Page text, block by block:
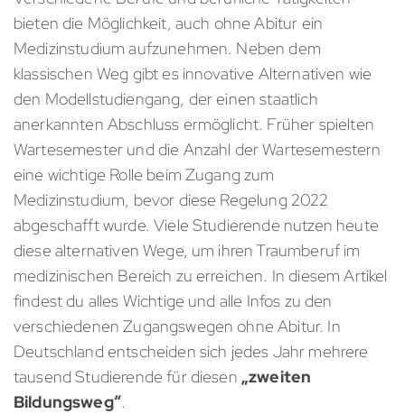
bieten die Möglichkeit, auch ohne Abitur ein
Medizinstudium aufzunehmen. Neben dem
klassischen Weg gibt es innovative Alternativen wie
den Modellstudiengang, der einen staatlich
anerkannten Abschluss ermöglicht. Früher spielten
Wartesemester und die Anzahl der Wartesemestern
eine wichtige Rolle beim Zugang zum
Medizinstudium, bevor diese Regelung 2022
abgeschafft wurde. Viele Studierende nutzen heute
diese alternativen Wege, um ihren Traumberuf im
medizinischen Bereich zu erreichen. In diesem Artikel
findest du alles Wichtige und alle Infos zu den
verschiedenen Zugangswegen ohne Abitur. In
Deutschland entscheiden sich jedes Jahr mehrere
tausend Studierende für diesen „zweiten
Bildungsweg“.